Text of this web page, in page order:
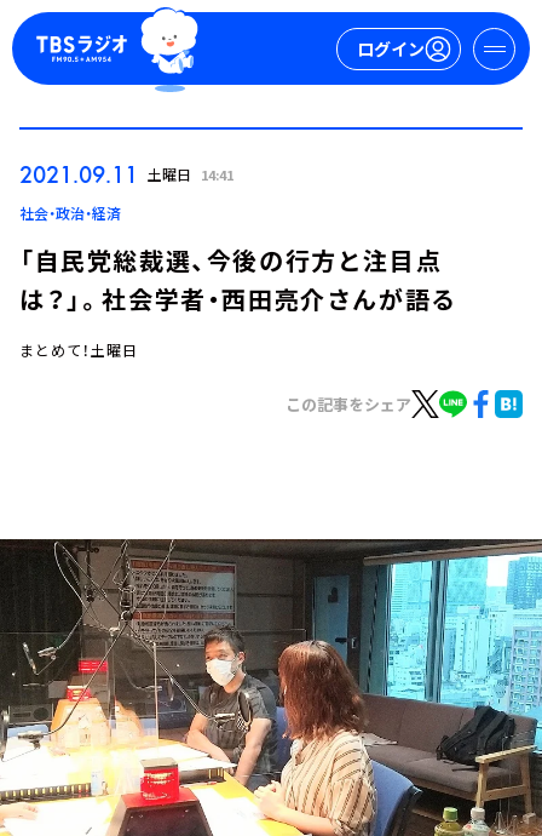
ログイン
お知らせ
イベント・グッズ
YouTube
会社情報
2021.09.11 土曜日 14:41
社会・政治・経済
「自民党総裁選、今後の行方と注目点
は？」。社会学者・西田亮介さんが語る
まとめて！土曜日
この記事をシェア